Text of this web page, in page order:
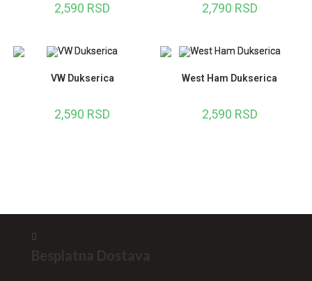
2,590 RSD 2,790 RSD
VW Dukserica
2,590 RSD
West Ham Dukserica
2,590 RSD